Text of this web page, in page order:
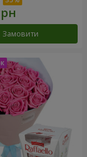
Замовити